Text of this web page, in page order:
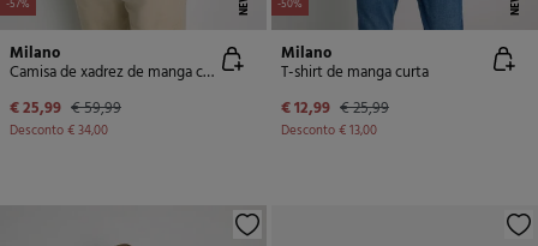
-57%
Milano
Camisa de xadrez de manga comprida
€ 25,99 € 59,99
Desconto€ 34,00
-50%
Milano
T-shirt de manga curta
€ 12,99 € 25,99
Desconto€ 13,00